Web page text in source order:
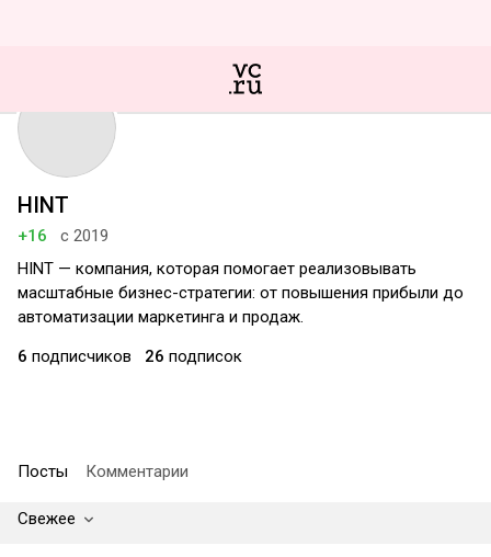
HINT
+16
с 2019
HINT — компания, которая помогает реализовывать
масштабные бизнес-стратегии: от повышения прибыли до
автоматизации маркетинга и продаж.
6 подписчиков 26 подписок
Посты Комментарии
Свежее